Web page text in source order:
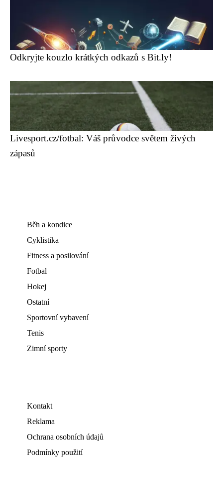
Odkryjte kouzlo krátkých odkazů s Bit.ly!
Livesport.cz/fotbal: Váš průvodce světem živých
zápasů
Běh a kondice
Cyklistika
Fitness a posilování
Fotbal
Hokej
Ostatní
Sportovní vybavení
Tenis
Zimní sporty
Kontakt
Reklama
Ochrana osobních údajů
Podmínky použití